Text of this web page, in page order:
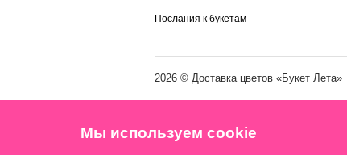
Послания к букетам
2026 © Доставка цветов «Букет Лета»
Мы используем cookie